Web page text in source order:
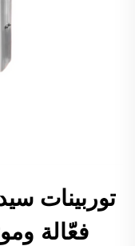
توربينات
فعّالة